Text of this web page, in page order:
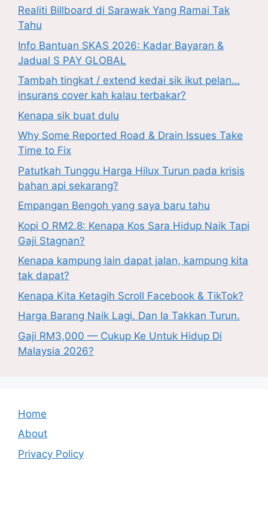
Realiti Billboard di Sarawak Yang Ramai Tak
Tahu
Info Bantuan SKAS 2026: Kadar Bayaran &
Jadual S PAY GLOBAL
Tambah tingkat / extend kedai sik ikut pelan…
insurans cover kah kalau terbakar?
Kenapa sik buat dulu
Why Some Reported Road & Drain Issues Take
Time to Fix
Patutkah Tunggu Harga Hilux Turun pada krisis
bahan api sekarang?
Empangan Bengoh yang saya baru tahu
Kopi O RM2.8: Kenapa Kos Sara Hidup Naik Tapi
Gaji Stagnan?
Kenapa kampung lain dapat jalan, kampung kita
tak dapat?
Kenapa Kita Ketagih Scroll Facebook & TikTok?
Harga Barang Naik Lagi. Dan Ia Takkan Turun.
Gaji RM3,000 — Cukup Ke Untuk Hidup Di
Malaysia 2026?
Home
About
Privacy Policy